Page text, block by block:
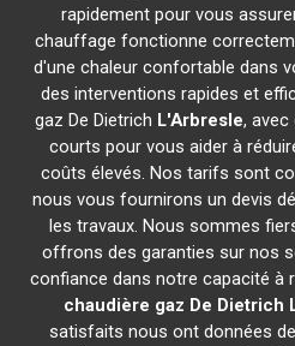
rapidement pour vous
chauffage fonctionne
d'une chaleur confortable dans
des interventions rapides et
gaz De Dietrich L'Arbresle, avec
courts pour vous aider à
coûts élevés. Nos tarifs sont
nous vous fournirons un devis
les travaux. Nous sommes
offrons des garanties sur nos
confiance dans notre capacité à
chaudière gaz De Dietrich
satisfaits nous ont données